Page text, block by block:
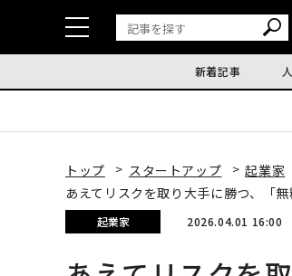
新着記事
トップ スタートアップ
起業家
あえてリスクを取り大手に勝つ、「
起業家 2026.04.01 16:00